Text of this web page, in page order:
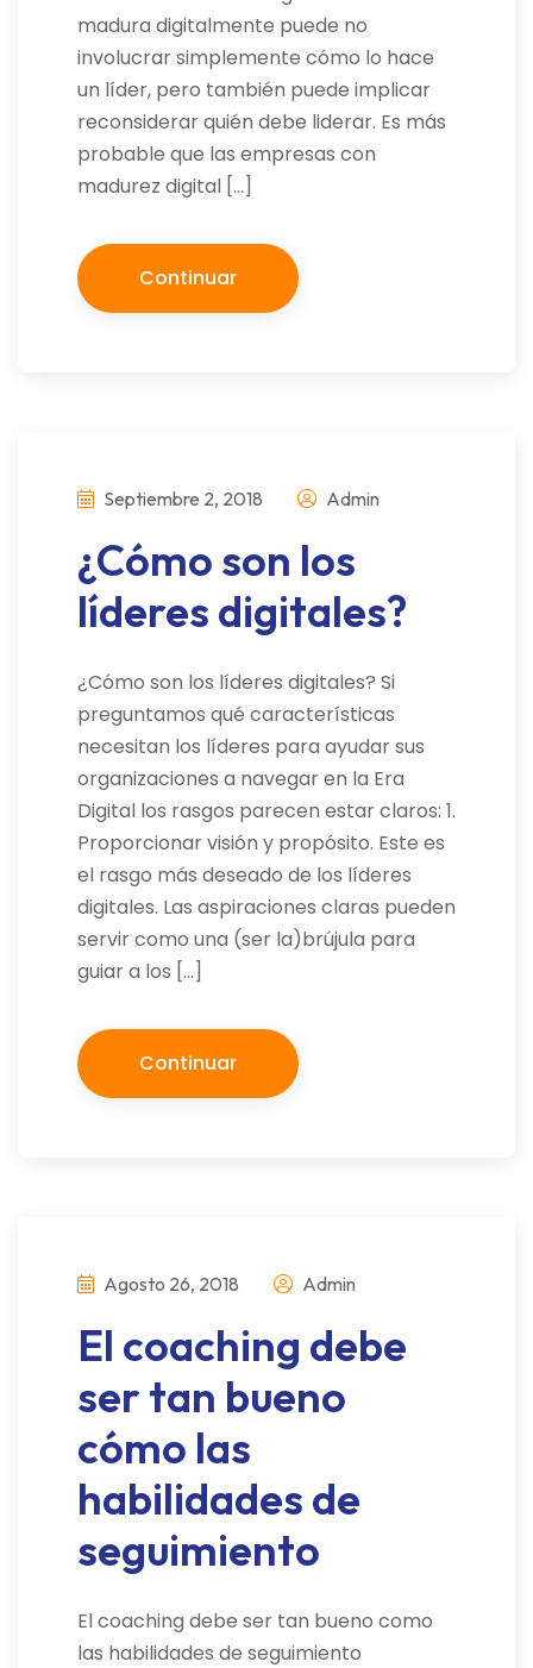
madura digitalmente puede no
involucrar simplemente cómo lo hace
un líder, pero también puede implicar
reconsiderar quién debe liderar. Es más
probable que las empresas con
madurez digital […]
Continuar
Septiembre 2, 2018 Admin
¿Cómo son los
líderes digitales?
¿Cómo son los líderes digitales? Si
preguntamos qué características
necesitan los líderes para ayudar sus
organizaciones a navegar en la Era
Digital los rasgos parecen estar claros: 1.
Proporcionar visión y propósito. Este es
el rasgo más deseado de los líderes
digitales. Las aspiraciones claras pueden
servir como una (ser la)brújula para
guiar a los […]
Continuar
Agosto 26, 2018 Admin
El coaching debe
ser tan bueno
cómo las
habilidades de
seguimiento
El coaching debe ser tan bueno como
las habilidades de seguimiento